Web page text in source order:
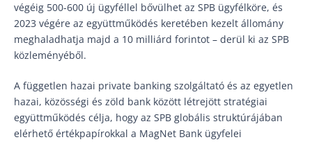
végéig 500-600 új ügyféllel bővülhet az SPB ügyfélköre, és
2023 végére az együttműködés keretében kezelt állomány
meghaladhatja majd a 10 milliárd forintot – derül ki az SPB
közleményéből.
A független hazai private banking szolgáltató és az egyetlen
hazai, közösségi és zöld bank között létrejött stratégiai
együttműködés célja, hogy az SPB globális struktúrájában
elérhető értékpapírokkal a MagNet Bank ügyfelei